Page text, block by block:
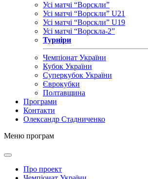
Усі матчі “Ворскли”
Усі матчі “Ворскли” U21
Усі матчі “Ворскли” U19
Усі матчі “Ворскла-2”
Турніри
Чемпіонат України
Кубок України
Суперкубок України
Єврокубки
Полтавщина
Програми
Контакти
Олександр Стадниченко
Меню програм
Про проект